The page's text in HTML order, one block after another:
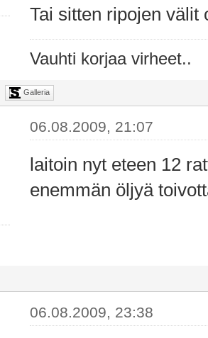
Tai sitten ripojen välit
Vauhti korjaa virheet..
Galleria
06.08.2009, 21:07
laitoin nyt eteen 12
enemmän öljyä
06.08.2009, 23:38